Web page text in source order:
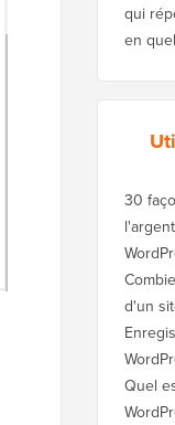
qui
en
30
d'un
Quel